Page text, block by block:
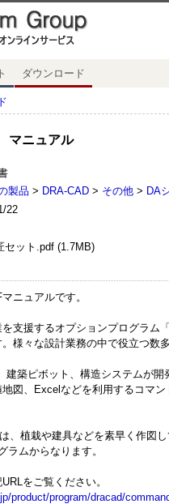
ダウンロード
マニュアル
製品 > DRA-CAD > その他 > DA
22
セット.pdf (1.7MB)
ニュアルです。
支援するオプションプログラム
様々な設計業務の中で役立つ数
建築ピボット、構造システムが
図、Excelなどを利用するコマ
は、植栽や建具などを素早く作図
ラムからなります。
をご覧ください。
product/program/dracad/